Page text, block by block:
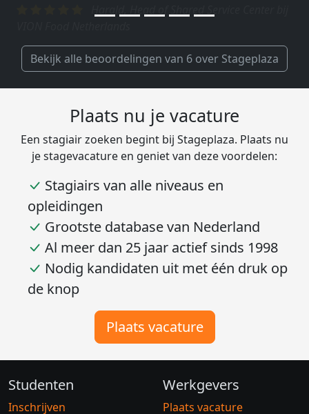
Bekijk alle beoordelingen van 6 over Stageplaza
Plaats nu je vacature
Een stagiair zoeken begint bij Stageplaza. Plaats nu
je stagevacature en geniet van deze voordelen:
Stagiairs van alle niveaus en
opleidingen
Grootste database van Nederland
Al meer dan 25 jaar actief sinds 1998
Nodig kandidaten uit met één druk op
de knop
Plaats vacature
Studenten
Inschrijven
Werkgevers
Plaats vacature